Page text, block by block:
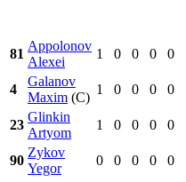
81
Appolonov
Alexei
1 0 0 0 0
4
Galanov
Maxim (C)
1 0 0 0 0
23
Glinkin
Artyom
1 0 0 0 0
90
Zykov
Yegor
0 0 0 0 0